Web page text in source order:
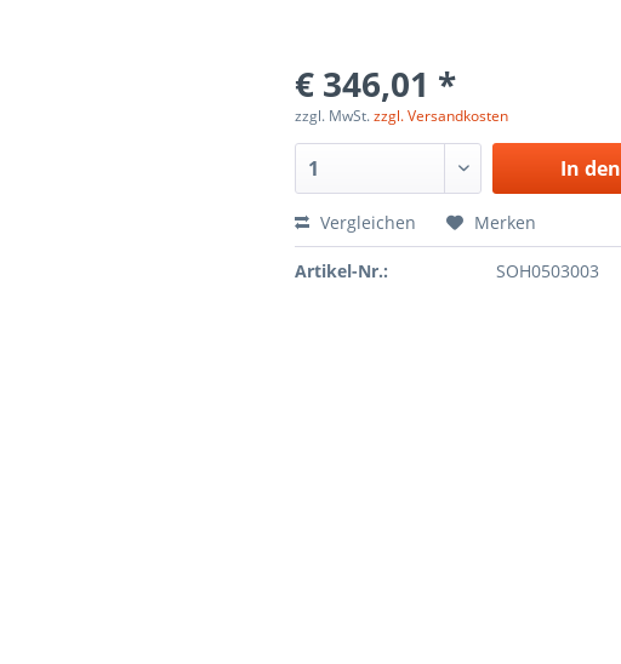
€ 346,01 *
zzgl. MwSt.zzgl. Versandkosten
In den
Vergleichen Merken
Artikel-Nr.: SOH0503003